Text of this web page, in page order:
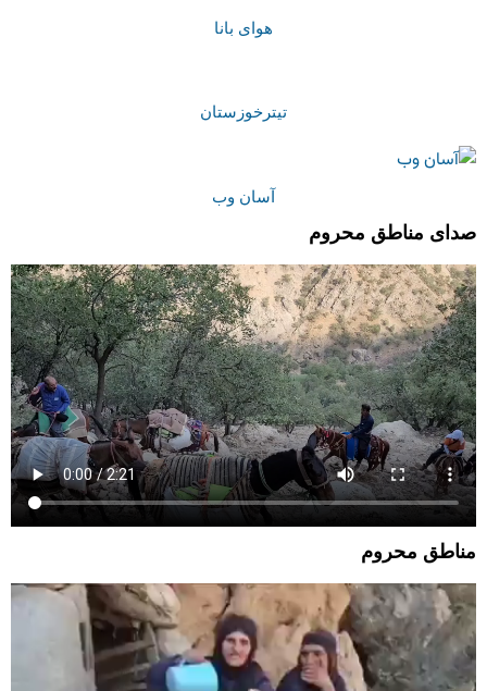
هوای بانا
تیترخوزستان
آسان وب
صدای مناطق محروم
مناطق محروم